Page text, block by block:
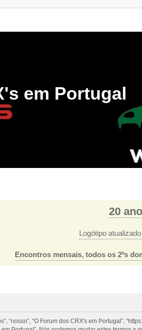
em Portugal
20
Logótipo
Encontros mensais, todos os 2ºs
“nosso”, “O Forum dos CRX's em Portugal”,